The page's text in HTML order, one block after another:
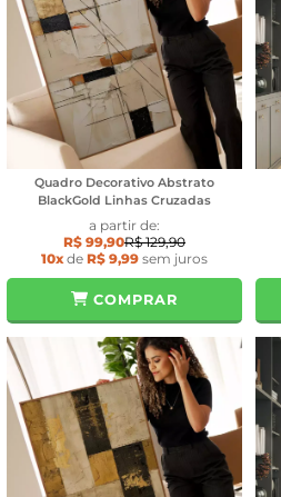
Quadro Decorativo Abstrato
BlackGold Linhas Cruzadas
a partir de:
R$ 99,90R$ 129,90
10xde R$ 9,99 sem juros
COMPRAR